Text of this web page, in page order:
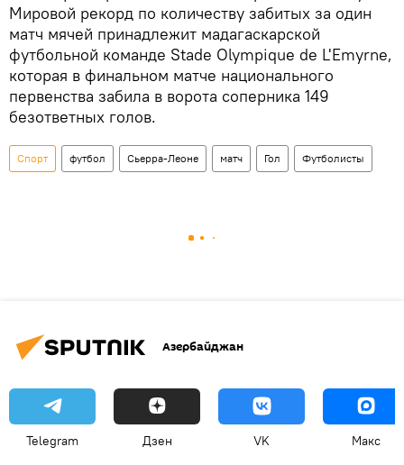
Мировой рекорд по количеству забитых за один
матч мячей принадлежит мадагаскарской
футбольной команде Stade Olympique de L'Emyrne,
которая в финальном матче национального
первенства забила в ворота соперника 149
безответных голов.
Спорт футбол Сьерра-Леоне матч Гол Футболисты
Азербайджан
Telegram Дзен VK Макс